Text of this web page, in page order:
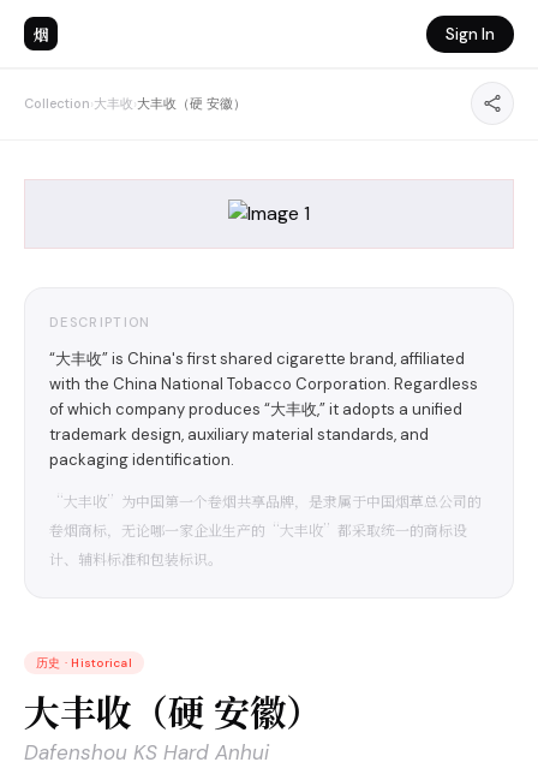
烟 Sign In
Collection›大丰收›大丰收（硬 安徽）
DESCRIPTION
“大丰收” is China's first shared cigarette brand, affiliated
with the China National Tobacco Corporation. Regardless
of which company produces “大丰收,” it adopts a unified
trademark design, auxiliary material standards, and
packaging identification.
“大丰收”为中国第一个卷烟共享品牌，是隶属于中国烟草总公司的
卷烟商标，无论哪一家企业生产的“大丰收”都采取统一的商标设
计、辅料标准和包装标识。
历史 · Historical
大丰收（硬 安徽）
Dafenshou KS Hard Anhui